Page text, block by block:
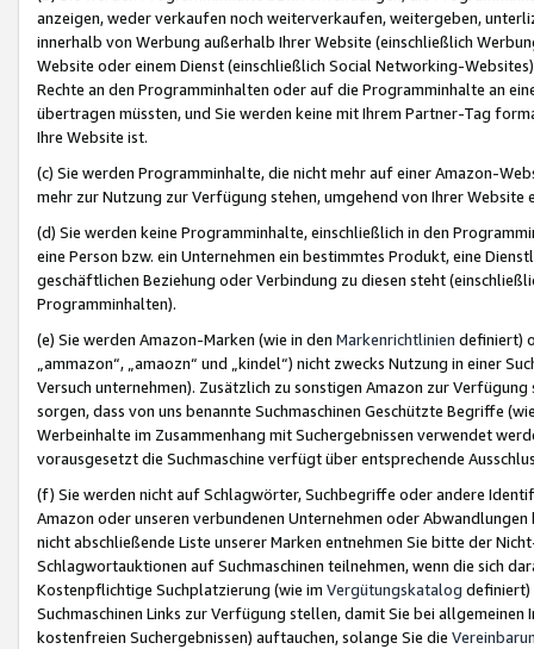
anzeigen, weder verkaufen noch weiterverkaufen, weitergeben,
innerhalb von Werbung außerhalb Ihrer Website (einschließlich
Website oder einem Dienst (einschließlich Social Networking-
Rechte an den Programminhalten oder auf die Programminhalte an
übertragen müssten, und Sie werden keine mit Ihrem Partner-Tag
Ihre Website ist.
(c) Sie werden Programminhalte, die nicht mehr auf einer Amazon-
mehr zur Nutzung zur Verfügung stehen, umgehend von Ihrer
(d) Sie werden keine Programminhalte, einschließlich in den
eine Person bzw. ein Unternehmen ein bestimmtes Produkt, eine
geschäftlichen Beziehung oder Verbindung zu diesen steht
Programminhalten).
(e) Sie werden Amazon-Marken (wie in den Markenrichtlinien definiert)
„ammazon“, „amaozn“ und „kindel“) nicht zwecks Nutzung in einer
Versuch unternehmen). Zusätzlich zu sonstigen Amazon zur
sorgen, dass von uns benannte Suchmaschinen Geschützte Begriffe
Werbeinhalte im Zusammenhang mit Suchergebnissen verwendet
vorausgesetzt die Suchmaschine verfügt über entsprechende
(f) Sie werden nicht auf Schlagwörter, Suchbegriffe oder andere
Amazon oder unseren verbundenen Unternehmen oder
nicht abschließende Liste unserer Marken entnehmen Sie bitte der
Schlagwortauktionen auf Suchmaschinen teilnehmen, wenn die sich
Kostenpflichtige Suchplatzierung (wie im Vergütungskatalog definiert)
Suchmaschinen Links zur Verfügung stellen, damit Sie bei
kostenfreien Suchergebnissen) auftauchen, solange Sie die